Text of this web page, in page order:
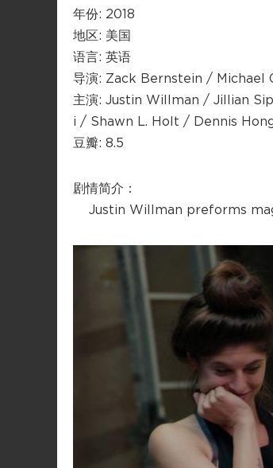
年份: 2018
地区: 美国
语言: 英语
导演: Zack Bernstein / Michael
主演: Justin Willman / Jillian
i / Shawn L. Holt / Dennis
豆瓣: 8.5
剧情简介：
Justin Willman preforms